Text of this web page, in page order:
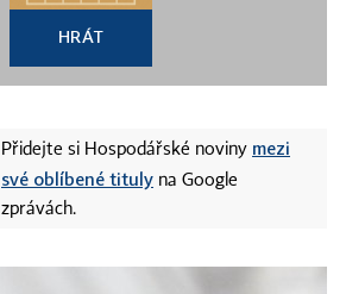
HRÁT
Přidejte si Hospodářské noviny mezi
své oblíbené tituly na Google
zprávách.